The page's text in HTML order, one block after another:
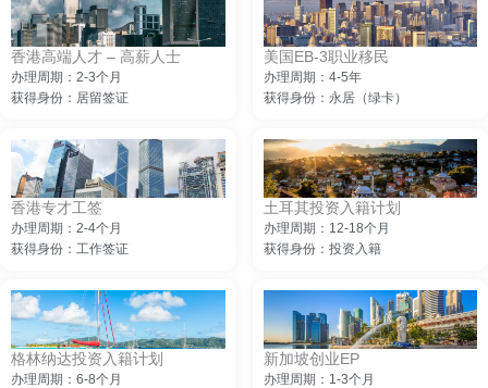
香港高端人才 – 高薪人士
办理周期：2-3个月
获得身份：居留签证
美国EB-3职业移民
办理周期：4-5年
获得身份：永居（绿卡）
香港专才工签
办理周期：2-4个月
获得身份：工作签证
土耳其投资入籍计划
办理周期：12-18个月
获得身份：投资入籍
格林纳达投资入籍计划
办理周期：6-8个月
新加坡创业EP
办理周期：1-3个月